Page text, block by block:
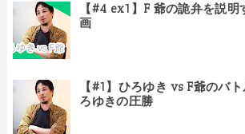
【#4 ex1】F 爺の詭弁を説
画
【#1】ひろゆき vs F爺のバ
ろゆきの圧勝